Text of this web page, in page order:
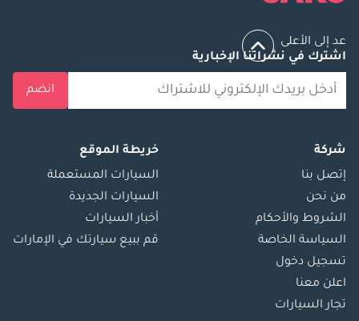
عد إلى الأعلى
اشترك في نشراتنا الإخبارية
انضم
شركة
إتصل بنا
من نحن
الشروط والأحكام
السياسة الخاصة
تسجيل دخول
اعلن معنا
تجار السيارات
خريطة الموقع
السيارات المستعملة
السيارات الجديدة
أخبار السيارات
قم ببيع سيارتك في الإمارات